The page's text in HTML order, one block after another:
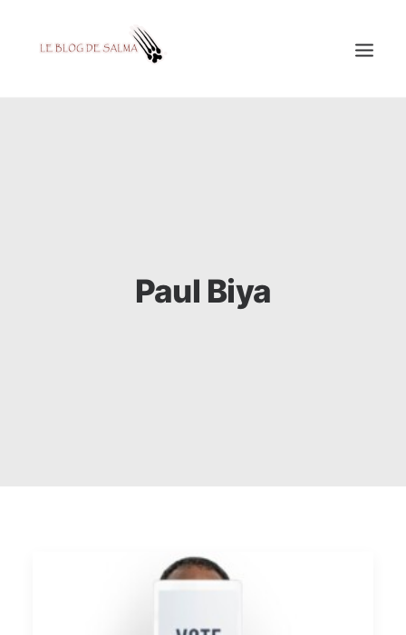
TESTÉ POUR VOUSPaul Biya